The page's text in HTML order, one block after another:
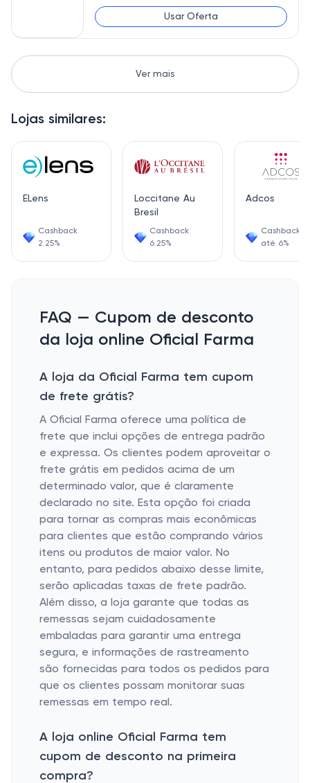
Lojas similares:
ELens
Cashback
2.25%
Loccitane Au
Bresil
Cashback
6.25%
Adcos
Cashback
até 6%
Usar Oferta
Ver mais
FAQ — Cupom de desconto
da loja online Oficial Farma
A loja da Oficial Farma tem cupom
de frete grátis?
A Oficial Farma oferece uma política de
frete que inclui opções de entrega padrão
e expressa. Os clientes podem aproveitar o
frete grátis em pedidos acima de um
determinado valor, que é claramente
declarado no site. Esta opção foi criada
para tornar as compras mais econômicas
para clientes que estão comprando vários
itens ou produtos de maior valor. No
entanto, para pedidos abaixo desse limite,
serão aplicadas taxas de frete padrão.
Além disso, a loja garante que todas as
remessas sejam cuidadosamente
embaladas para garantir uma entrega
segura, e informações de rastreamento
são fornecidas para todos os pedidos para
que os clientes possam monitorar suas
remessas em tempo real.
A loja online Oficial Farma tem
cupom de desconto na primeira
compra?